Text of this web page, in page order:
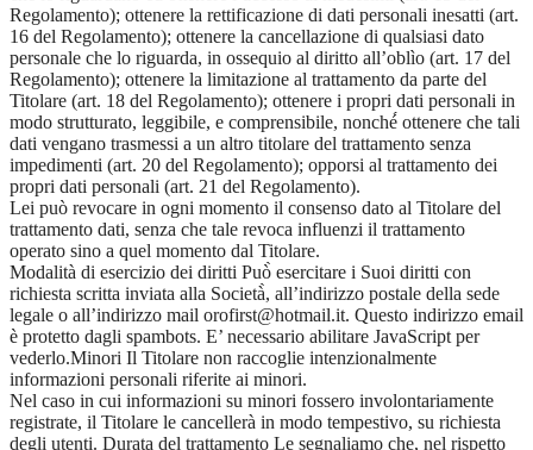
Regolamento); ottenere la rettificazione di dati personali inesatti (art.
16 del Regolamento); ottenere la cancellazione di qualsiasi dato
personale che lo riguarda, in ossequio al diritto all’oblìo (art. 17 del
Regolamento); ottenere la limitazione al trattamento da parte del
Titolare (art. 18 del Regolamento); ottenere i propri dati personali in
modo strutturato, leggibile, e comprensibile, nonché́ ottenere che tali
dati vengano trasmessi a un altro titolare del trattamento senza
impedimenti (art. 20 del Regolamento); opporsi al trattamento dei
propri dati personali (art. 21 del Regolamento).
Lei può revocare in ogni momento il consenso dato al Titolare del
trattamento dati, senza che tale revoca influenzi il trattamento
operato sino a quel momento dal Titolare.
Modalità di esercizio dei diritti Può̀ esercitare i Suoi diritti con
richiesta scritta inviata alla Società̀, all’indirizzo postale della sede
legale o all’indirizzo mail orofirst@hotmail.it. Questo indirizzo email
è protetto dagli spambots. E’ necessario abilitare JavaScript per
vederlo.Minori Il Titolare non raccoglie intenzionalmente
informazioni personali riferite ai minori.
Nel caso in cui informazioni su minori fossero involontariamente
registrate, il Titolare le cancellerà in modo tempestivo, su richiesta
degli utenti. Durata del trattamento Le segnaliamo che, nel rispetto